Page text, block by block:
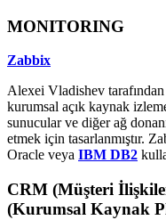
MONITORING
Zabbix
Alexei Vladishev
kurumsal açık kaynak
sunucular ve diğer ağ
etmek için tasarlanmıştır.
Oracle veya IBM DB2
CRM (Müşteri
(Kurumsal Kaynak